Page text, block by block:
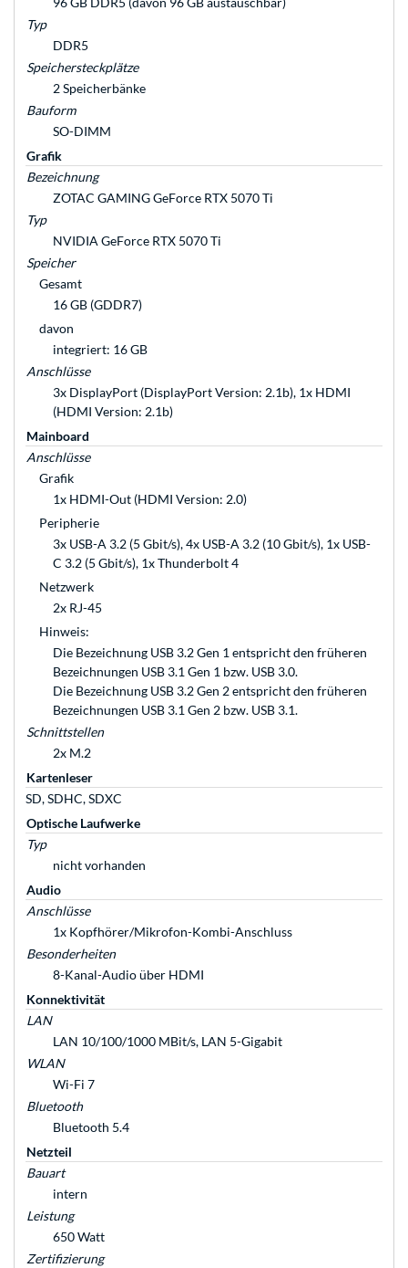
Typ
DDR5
Speichersteckplätze
2 Speicherbänke
Bauform
SO-DIMM
Grafik
Bezeichnung
ZOTAC GAMING GeForce RTX 5070 Ti
Typ
NVIDIA GeForce RTX 5070 Ti
Speicher
Gesamt
16 GB (GDDR7)
davon
integriert: 16 GB
Anschlüsse
3x DisplayPort (DisplayPort Version: 2.1b), 1x HDMI
(HDMI Version: 2.1b)
Mainboard
Anschlüsse
Grafik
1x HDMI-Out (HDMI Version: 2.0)
Peripherie
3x USB-A 3.2 (5 Gbit/s), 4x USB-A 3.2 (10 Gbit/s), 1x USB-
C 3.2 (5 Gbit/s), 1x Thunderbolt 4
Netzwerk
2x RJ-45
Hinweis:
Die Bezeichnung USB 3.2 Gen 1 entspricht den früheren
Bezeichnungen USB 3.1 Gen 1 bzw. USB 3.0.
Die Bezeichnung USB 3.2 Gen 2 entspricht den früheren
Bezeichnungen USB 3.1 Gen 2 bzw. USB 3.1.
Schnittstellen
2x M.2
Kartenleser
SD, SDHC, SDXC
Optische Laufwerke
Typ
nicht vorhanden
Audio
Anschlüsse
1x Kopfhörer/Mikrofon-Kombi-Anschluss
Besonderheiten
8-Kanal-Audio über HDMI
Konnektivität
LAN
LAN 10/100/1000 MBit/s, LAN 5-Gigabit
WLAN
Wi-Fi 7
Bluetooth
Bluetooth 5.4
Netzteil
Bauart
intern
Leistung
650 Watt
Zertifizierung